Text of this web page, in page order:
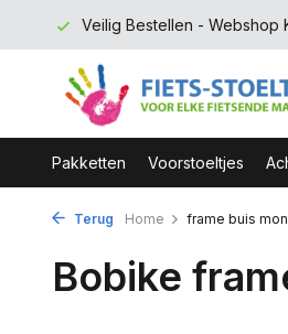
Veilig Bestellen - Webshop
Pakketten Voorstoeltjes
Terug Home frame buis
Bobike